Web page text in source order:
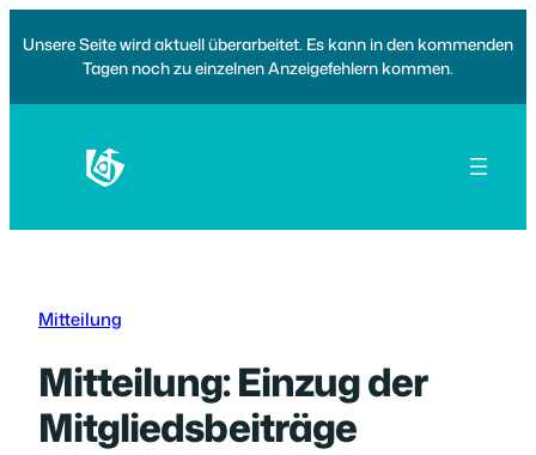
Inhalt
springen
Unsere Seite wird aktuell überarbeitet. Es kann in den kommenden
Tagen noch zu einzelnen Anzeigefehlern kommen.
Mitteilung
Mitteilung: Einzug der
Mitgliedsbeiträge